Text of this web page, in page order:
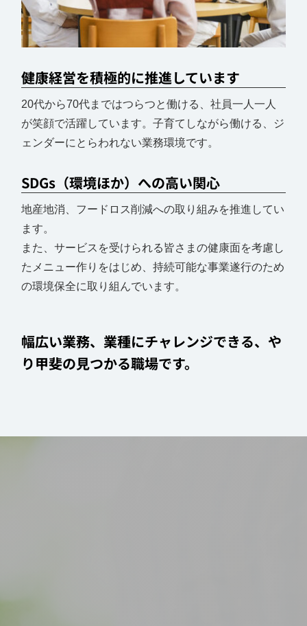
健康経営を積極的に推進しています
20代から70代まではつらつと働ける、社員一人一人
が笑顔で活躍しています。子育てしながら働ける、ジ
ェンダーにとらわれない業務環境です。
SDGs（環境ほか）への高い関心
地産地消、フードロス削減への取り組みを推進してい
ます。
また、サービスを受けられる皆さまの健康面を考慮し
たメニュー作りをはじめ、持続可能な事業遂行のため
の環境保全に取り組んでいます。
幅広い業務、業種にチャレンジできる、や
り甲斐の見つかる職場です。